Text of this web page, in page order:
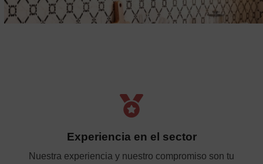
Experiencia en el sector
Nuestra experiencia y nuestro compromiso son tu